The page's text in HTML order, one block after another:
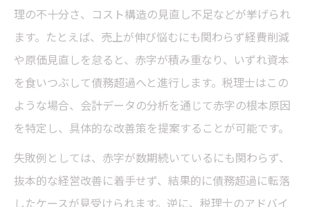
理の不十分さ、コスト構造の見直し不足などが挙げられ
ます。たとえば、売上が伸び悩むにも関わらず経費削減
や原価見直しを怠ると、赤字が積み重なり、いずれ資本
を食いつぶして債務超過へと進行します。税理士はこの
ような場合、会計データの分析を通じて赤字の根本原因
を特定し、具体的な改善策を提案することが可能です。
失敗例としては、赤字が数期続いているにも関わらず、
抜本的な経営改善に着手せず、結果的に債務超過に転落
したケースが見受けられます。逆に、税理士のアドバイ